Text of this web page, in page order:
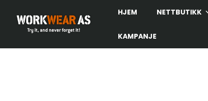
HJEM NETTBUTIKK
KAMPANJE